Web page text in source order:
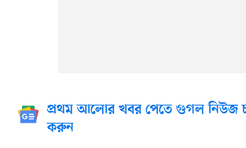
প্রথম আলোর খবর পেতে গুগল নিউজ
করুন